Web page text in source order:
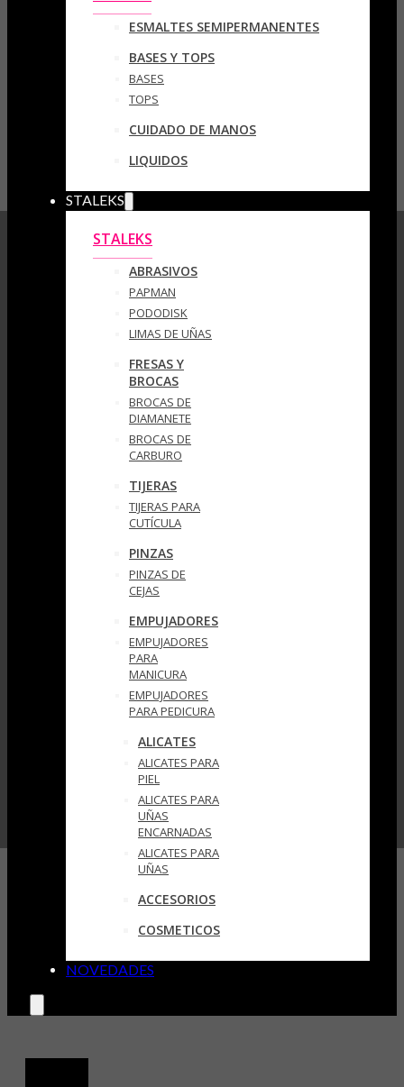
ESMALTES SEMIPERMANENTES
BASES Y TOPS
BASES
TOPS
CUIDADO DE MANOS
LIQUIDOS
STALEKS
STALEKS
ABRASIVOS
PAPMAN
PODODISK
LIMAS DE UÑAS
FRESAS Y
BROCAS
BROCAS DE
DIAMANETE
BROCAS DE
CARBURO
TIJERAS
TIJERAS PARA
CUTÍCULA
PINZAS
PINZAS DE
CEJAS
EMPUJADORES
EMPUJADORES
PARA
MANICURA
EMPUJADORES
PARA PEDICURA
ALICATES
ALICATES PARA
PIEL
ALICATES PARA
UÑAS
ENCARNADAS
ALICATES PARA
UÑAS
ACCESORIOS
COSMETICOS
NOVEDADES